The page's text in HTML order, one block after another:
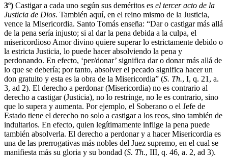
3º) Castigar a cada uno según sus deméritos es el tercer acto de la
Justicia de Dios. También aquí, en el reino mismo de la Justicia,
vence la Misericordia. Santo Tomás enseña: “Dar o castigar más allá
de la pena sería injusto; si al dar la pena debida a la culpa, el
misericordioso Amor divino quiere superar lo estrictamente debido o
la estricta Justicia, lo puede hacer absolviendo la pena y
perdonando. En efecto, ‘per/donar’ significa dar o donar más allá de
lo que se debería; por tanto, absolver el pecado significa hacer un
don gratuito y esta es la obra de la Misericordia” (S. Th., I, q. 21, a.
3, ad 2). El derecho a perdonar (Misericordia) no es contrario al
derecho a castigar (Justicia), no lo restringe, no le es contrario, sino
que lo supera y aumenta. Por ejemplo, el Soberano o el Jefe de
Estado tiene el derecho no solo a castigar a los reos, sino también de
indultarlos. En efecto, quien legítimamente inflige la pena puede
también absolverla. El derecho a perdonar y a hacer Misericordia es
una de las prerrogativas más nobles del Juez supremo, en el cual se
manifiesta más su gloria y su bondad (S. Th., III, q. 46, a. 2, ad 3).